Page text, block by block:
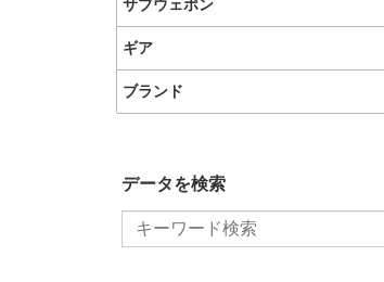
サブウェポン
ギア
ブランド
データを検索